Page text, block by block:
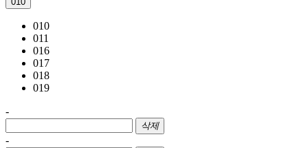
010
011
016
017
018
019
-
삭제
-